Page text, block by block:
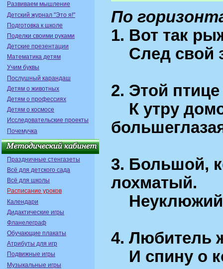
Развиваем мышление
Детский журнал "Это я!"
Подготовка к школе
Поделки своими руками
Детские презентации
Математика детям
Учим буквы
Послушный карандаш
Детям о животных
Детям о профессиях
Детям о космосе
Исследовательские проекты
Почемучка
Праздничные стенгазеты
Всё для детского сада
Всё для школы
Расписание уроков
Календари
Дидактические игры
Фланелеграф
Обучающие плакаты
Атрибуты для игр
Подвижные игры
Музыкальные игры
По
1. Вот так
След свой
2. Этой
К утру
3. Большой,
лохматый.
4. Любитель
И спину о